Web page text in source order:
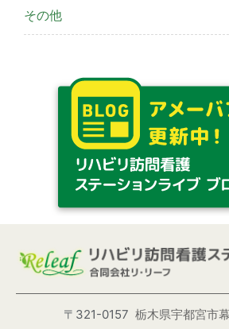
その他
〒321-0157栃木県宇都宮市